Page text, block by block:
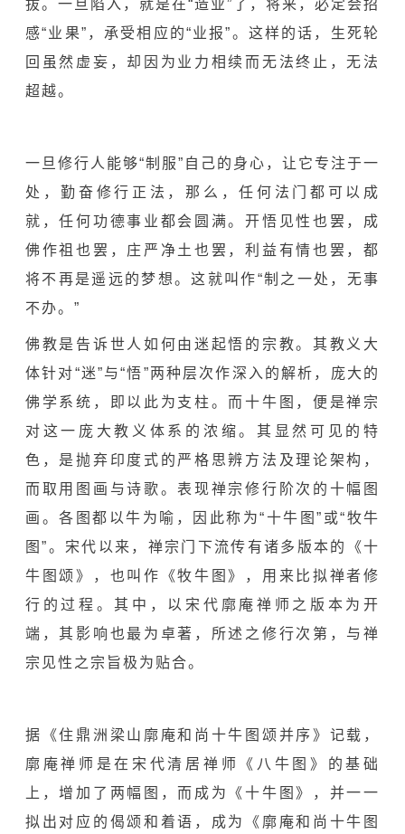
拔。一旦陷入，就是在“造业”了，将来，必定会招
感“业果”，承受相应的“业报”。这样的话，生死轮
回虽然虚妄，却因为业力相续而无法终止，无法
超越。
一旦修行人能够“制服”自己的身心，让它专注于一
处，勤奋修行正法，那么，任何法门都可以成
就，任何功德事业都会圆满。开悟见性也罢，成
佛作祖也罢，庄严净土也罢，利益有情也罢，都
将不再是遥远的梦想。这就叫作“制之一处，无事
不办。”
佛教是告诉世人如何由迷起悟的宗教。其教义大
体针对“迷”与“悟”两种层次作深入的解析，庞大的
佛学系统，即以此为支柱。而十牛图，便是禅宗
对这一庞大教义体系的浓缩。其显然可见的特
色，是抛弃印度式的严格思辨方法及理论架构，
而取用图画与诗歌。表现禅宗修行阶次的十幅图
画。各图都以牛为喻，因此称为“十牛图”或“牧牛
图”。宋代以来，禅宗门下流传有诸多版本的《十
牛图颂》，也叫作《牧牛图》，用来比拟禅者修
行的过程。其中，以宋代廓庵禅师之版本为开
端，其影响也最为卓著，所述之修行次第，与禅
宗见性之宗旨极为贴合。
据《住鼎洲梁山廓庵和尚十牛图颂并序》记载，
廓庵禅师是在宋代清居禅师《八牛图》的基础
上，增加了两幅图，而成为《十牛图》，并一一
拟出对应的偈颂和着语，成为《廓庵和尚十牛图